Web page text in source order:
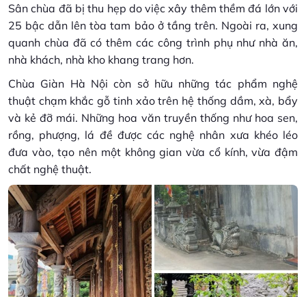
Sân chùa đã bị thu hẹp do việc xây thêm thềm đá lớn với
25 bậc dẫn lên tòa tam bảo ở tầng trên. Ngoài ra, xung
quanh chùa đã có thêm các công trình phụ như nhà ăn,
nhà khách, nhà kho khang trang hơn.
Chùa Giàn Hà Nội còn sở hữu những tác phẩm nghệ
thuật chạm khắc gỗ tinh xảo trên hệ thống dầm, xà, bẩy
và kẻ đỡ mái. Những hoa văn truyền thống như hoa sen,
rồng, phượng, lá đề được các nghệ nhân xưa khéo léo
đưa vào, tạo nên một không gian vừa cổ kính, vừa đậm
chất nghệ thuật.